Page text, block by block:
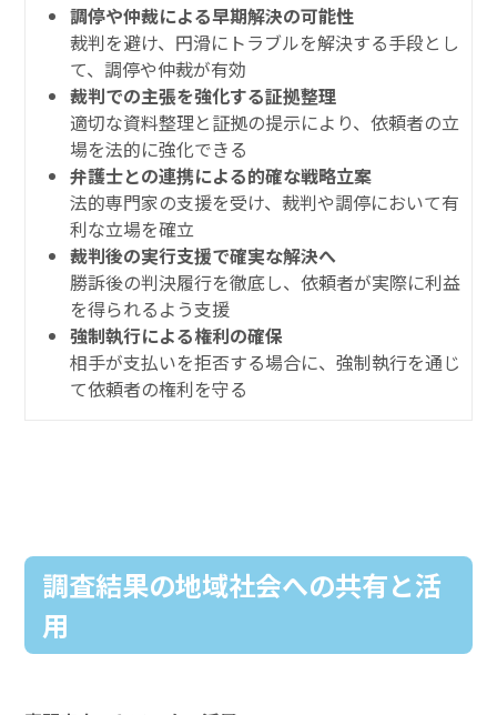
調停や仲裁による早期解決の可能性
裁判を避け、円滑にトラブルを解決する手段とし
て、調停や仲裁が有効
裁判での主張を強化する証拠整理
適切な資料整理と証拠の提示により、依頼者の立
場を法的に強化できる
弁護士との連携による的確な戦略立案
法的専門家の支援を受け、裁判や調停において有
利な立場を確立
裁判後の実行支援で確実な解決へ
勝訴後の判決履行を徹底し、依頼者が実際に利益
を得られるよう支援
強制執行による権利の確保
相手が支払いを拒否する場合に、強制執行を通じ
て依頼者の権利を守る
調査結果の地域社会への共有と活
用